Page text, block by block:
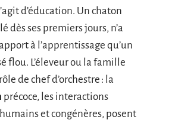
d’éducation. Un chaton
dès ses premiers jours, n’a
à l’apprentissage qu’un
flou. L’éleveur ou la famille
de chef d’orchestre : la
précoce, les interactions
et congénères, posent